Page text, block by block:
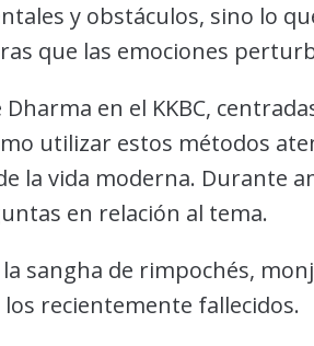
y obstáculos, sino lo
que las emociones
en el KKBC,
utilizar estos métodos
la vida moderna. Durante
en relación al tema.
sangha de rimpochés,
recientemente fallecidos.